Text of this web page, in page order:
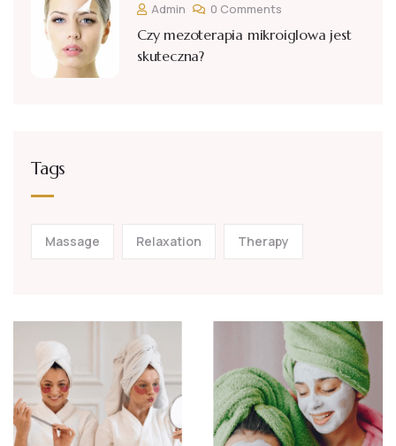
Admin 0 Comments
Czy mezoterapia mikroiglowa jest
skuteczna?
Tags
Massage Relaxation Therapy